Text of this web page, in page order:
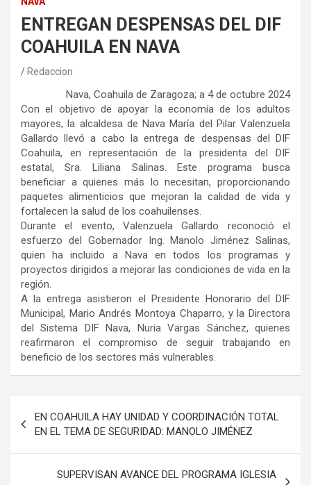
ENTREGAN DESPENSAS DEL DIF
COAHUILA EN NAVA
Redaccion
Nava, Coahuila de Zaragoza; a 4 de octubre 2024
Con el objetivo de apoyar la economía de los adultos
mayores, la alcaldesa de Nava María del Pilar Valenzuela
Gallardo llevó a cabo la entrega de despensas del DIF
Coahuila, en representación de la presidenta del DIF
estatal, Sra. Liliana Salinas. Este programa busca
beneficiar a quienes más lo necesitan, proporcionando
paquetes alimenticios que mejoran la calidad de vida y
fortalecen la salud de los coahuilenses.
Durante el evento, Valenzuela Gallardo reconoció el
esfuerzo del Gobernador Ing. Manolo Jiménez Salinas,
quien ha incluido a Nava en todos los programas y
proyectos dirigidos a mejorar las condiciones de vida en la
región.
A la entrega asistieron el Presidente Honorario del DIF
Municipal, Mario Andrés Montoya Chaparro, y la Directora
del Sistema DIF Nava, Nuria Vargas Sánchez, quienes
reafirmaron el compromiso de seguir trabajando en
beneficio de los sectores más vulnerables.
de
entradas
EN COAHUILA HAY UNIDAD Y COORDINACIÓN TOTAL
EN EL TEMA DE SEGURIDAD: MANOLO JIMÉNEZ
SUPERVISAN AVANCE DEL PROGRAMA IGLESIA